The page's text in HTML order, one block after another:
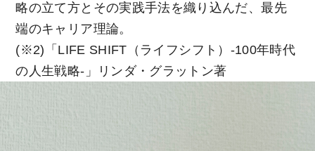
略の立て方とその実践手法を織り込んだ、最先
端のキャリア理論。
(※2)「LIFE SHIFT（ライフシフト）-100年時代
の人生戦略-」リンダ・グラットン著